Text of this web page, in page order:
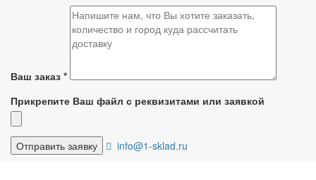
Ваш заказ *
Прикрепите Ваш файл с реквизитами или заявкой
info@1-sklad.ru